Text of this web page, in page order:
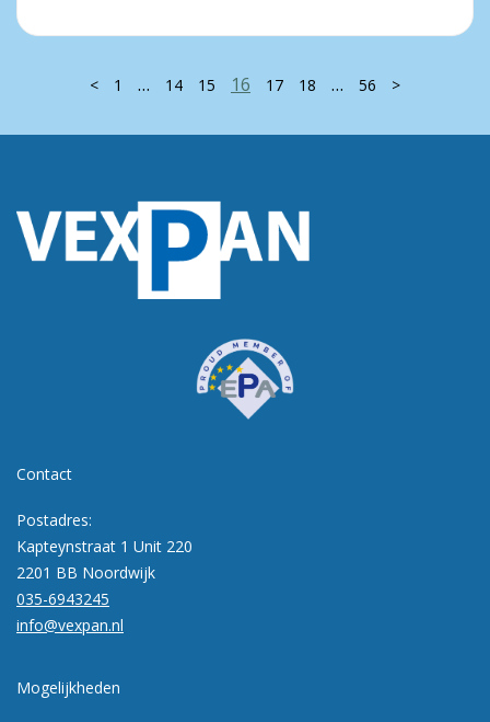
< 1 … 14 15 16 17 18 … 56 >
Contact
Postadres:
Kapteynstraat 1 Unit 220
2201 BB Noordwijk
035-6943245
info@vexpan.nl
Mogelijkheden